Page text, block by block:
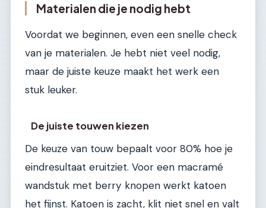
Materialen die je nodig hebt
Voordat we beginnen, even een snelle check
van je materialen. Je hebt niet veel nodig,
maar de juiste keuze maakt het werk een
stuk leuker.
De juiste touwen kiezen
De keuze van touw bepaalt voor 80% hoe je
eindresultaat eruitziet. Voor een macramé
wandstuk met berry knopen werkt katoen
het fijnst. Katoen is zacht, klit niet snel en valt